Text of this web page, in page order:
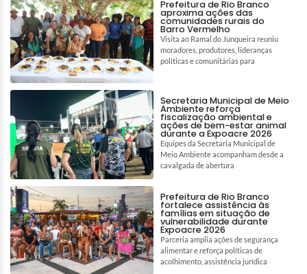
Prefeitura de Rio Branco
aproxima ações das
comunidades rurais do
Barro Vermelho
Visita ao Ramal do Junqueira reuniu
moradores, produtores, lideranças
políticas e comunitárias para
Secretaria Municipal de Meio
Ambiente reforça
fiscalização ambiental e
ações de bem-estar animal
durante a Expoacre 2026
Equipes da Secretaria Municipal de
Meio Ambiente acompanham desde a
cavalgada de abertura
Prefeitura de Rio Branco
fortalece assistência às
famílias em situação de
vulnerabilidade durante
Expoacre 2026
Parceria amplia ações de segurança
alimentar e reforça políticas de
acolhimento, assistência jurídica